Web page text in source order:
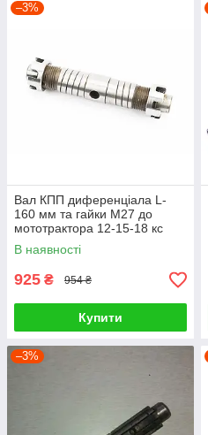
–3%
Вал КПП диференціала L-
160 мм та гайки М27 до
мототрактора 12-15-18 кс
В наявності
925 ₴ 954 ₴
Купити
–3%